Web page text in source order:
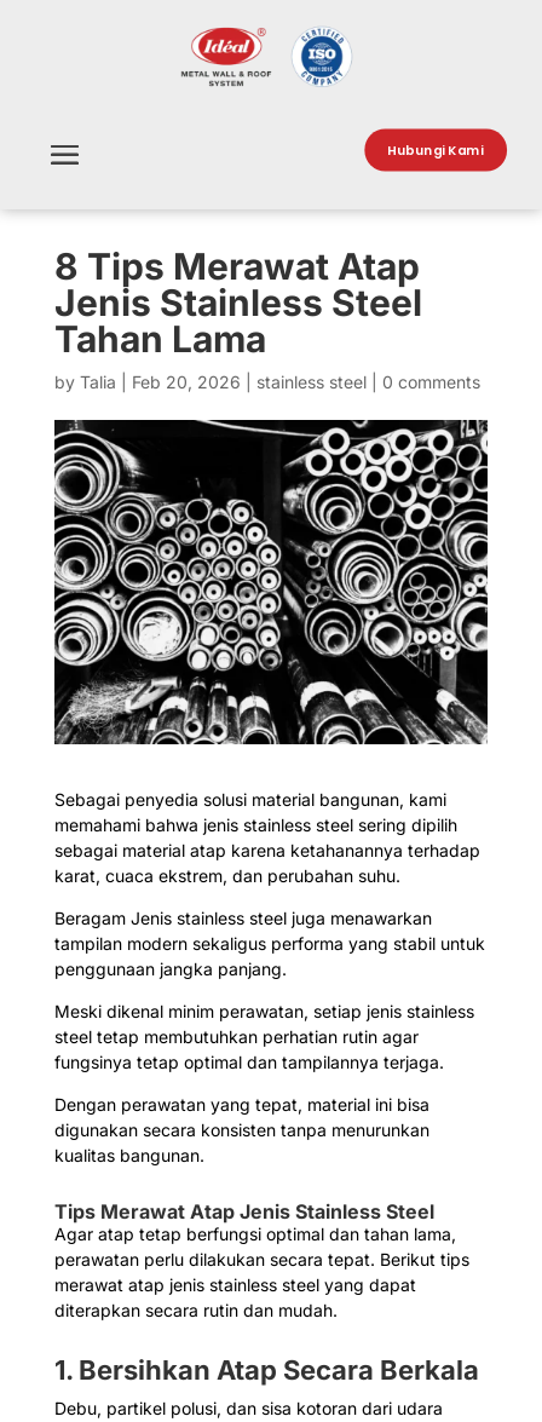
Hubungi Kami
8 Tips Merawat Atap
Jenis Stainless Steel
Tahan Lama
by Talia Feb 20, 2026 stainless steel| 0 comments
Sebagai penyedia solusi material bangunan, kami
memahami bahwa jenis stainless steel sering dipilih
sebagai material atap karena ketahanannya terhadap
karat, cuaca ekstrem, dan perubahan suhu.
Beragam Jenis stainless steel juga menawarkan
tampilan modern sekaligus performa yang stabil untuk
penggunaan jangka panjang.
Meski dikenal minim perawatan, setiap jenis stainless
steel tetap membutuhkan perhatian rutin agar
fungsinya tetap optimal dan tampilannya terjaga.
Dengan perawatan yang tepat, material ini bisa
digunakan secara konsisten tanpa menurunkan
kualitas bangunan.
Tips Merawat Atap Jenis Stainless Steel
Agar atap tetap berfungsi optimal dan tahan lama,
perawatan perlu dilakukan secara tepat. Berikut tips
merawat atap jenis stainless steel yang dapat
diterapkan secara rutin dan mudah.
1. Bersihkan Atap Secara Berkala
Debu, partikel polusi, dan sisa kotoran dari udara